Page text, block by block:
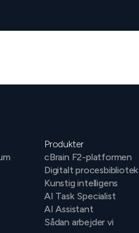
Produkter
cBrain F2-platformen
Digitalt procesbibliotek
Kunstig intelligens
AI Task Specialist
AI Assistant
Sådan arbejder vi